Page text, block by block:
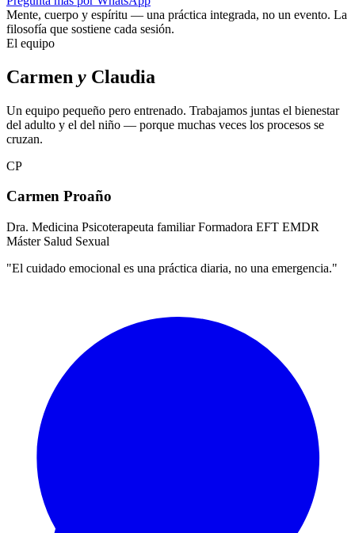
Mente, cuerpo y espíritu — una práctica integrada, no un evento. La
filosofía que sostiene cada sesión.
El equipo
Carmen y Claudia
Un equipo pequeño pero entrenado. Trabajamos juntas el bienestar
del adulto y el del niño — porque muchas veces los procesos se
cruzan.
CP
Carmen Proaño
Dra. Medicina Psicoterapeuta familiar Formadora EFT EMDR
Máster Salud Sexual
"El cuidado emocional es una práctica diaria, no una emergencia."